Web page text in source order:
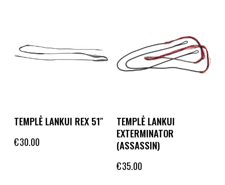
TEMPLĖ LANKUI REX 51″
€30.00
TEMPLĖ LANKUI
EXTERMINATOR
(ASSASSIN)
€35.00